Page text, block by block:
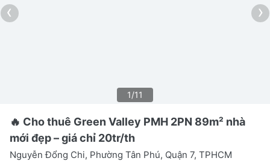
‹ ›
1/11
🔥 Cho thuê Green Valley PMH 2PN 89m² nhà
mới đẹp – giá chỉ 20tr/th
Nguyễn Đổng Chi, Phường Tân Phú, Quận 7, TPHCM